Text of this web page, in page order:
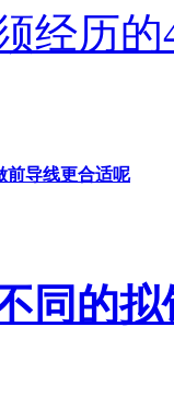
经历
前导线更合适呢
同的